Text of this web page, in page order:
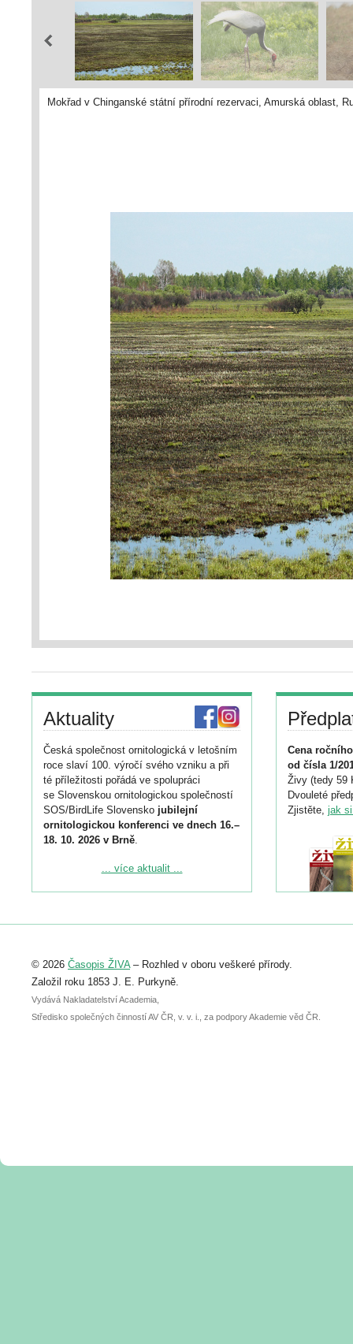
Mokřad v Chinganské státní přírodní rezervaci, Amurská oblast,
Aktuality
Česká společnost ornitologická v letošním
roce slaví 100. výročí svého vzniku a při
té příležitosti pořádá ve spolupráci
se Slovenskou ornitologickou společností
SOS/BirdLife Slovensko jubilejní
ornitologickou konferenci ve dnech 16.–
18. 10. 2026 v Brně.
Podrobnější informace ke konferenci
Registrovat se můžete do 6. září.
abstraktu přihlášené přednášky nebo
posteru je už 30. června.
... více aktualit ...
Cena
od čísla 1/
Živy (tedy 59
Dvouleté
Zjistěte, jak
© 2026 Časopis ŽIVA– Rozhled v oboru veškeré přírody.
Založil roku 1853 J. E. Purkyně.
Vydává Nakladatelství Academia,
Středisko společných činností AV ČR, v. v. i., za podpory Akademie věd ČR.